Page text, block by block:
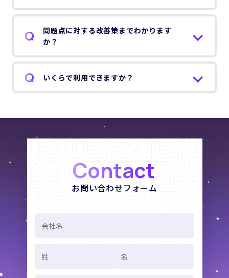
問題点に対する改善策までわかります
か？
いくらで利用できますか？
Contact
お問い合わせフォーム